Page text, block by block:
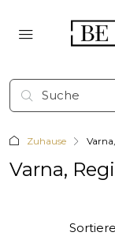
Zuhause
Varna,